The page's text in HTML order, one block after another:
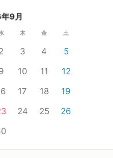
9月
木 金 土
3 4
5
10 11
12
17 18
19
24 25
26